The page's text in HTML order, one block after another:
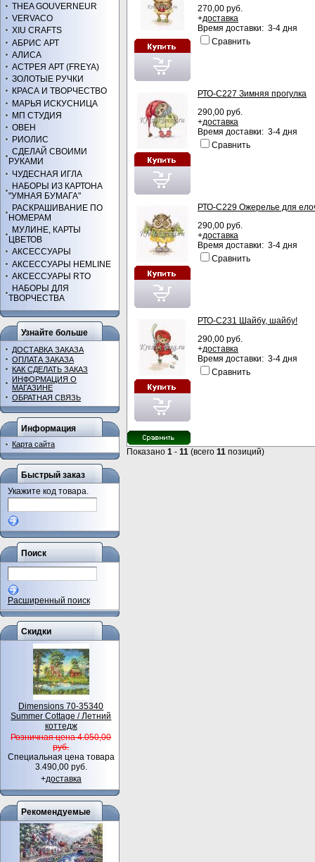
270,00 руб.
+доставка
Время доставки: 3-4 дня
Сравнить
РТО-С227 Зимняя прогулка
290,00 руб.
+доставка
Время доставки: 3-4 дня
Сравнить
РТО-С229 Ожерелье для
290,00 руб.
+доставка
Время доставки: 3-4 дня
Сравнить
РТО-С231 Шайбу, шайбу!
290,00 руб.
+доставка
Время доставки: 3-4 дня
Сравнить
Показано 1 - 11 (всего 11 позиций)
THEA GOUVERNEUR
VERVACO
XIU CRAFTS
АБРИС АРТ
АЛИСА
АСТРЕЯ АРТ (FREYA)
ЗОЛОТЫЕ РУЧКИ
КРАСА И ТВОРЧЕСТВО
МАРЬЯ ИСКУСНИЦА
МП СТУДИЯ
ОВЕН
РИОЛИС
СДЕЛАЙ СВОИМИ
РУКАМИ
ЧУДЕСНАЯ ИГЛА
НАБОРЫ ИЗ КАРТОНА
"УМНАЯ БУМАГА"
РАСКРАШИВАНИЕ ПО
НОМЕРАМ
МУЛИНЕ, КАРТЫ
ЦВЕТОВ
АКСЕССУАРЫ
АКСЕССУАРЫ HEMLINE
АКСЕССУАРЫ RTO
НАБОРЫ ДЛЯ
ТВОРЧЕСТВА
Узнайте больше
ДОСТАВКА ЗАКАЗА
ОПЛАТА ЗАКАЗА
КАК СДЕЛАТЬ ЗАКАЗ
ИНФОРМАЦИЯ О
МАГАЗИНЕ
ОБРАТНАЯ СВЯЗЬ
Информация
Карта сайта
Быстрый заказ
Укажите код товара.
Поиск
Расширенный поиск
Скидки
Dimensions 70-35340
Summer Cottage / Летний
коттедж
Розничная цена 4.050,00
руб.
Специальная цена товара
3.490,00 руб.
+доставка
Рекомендуемые